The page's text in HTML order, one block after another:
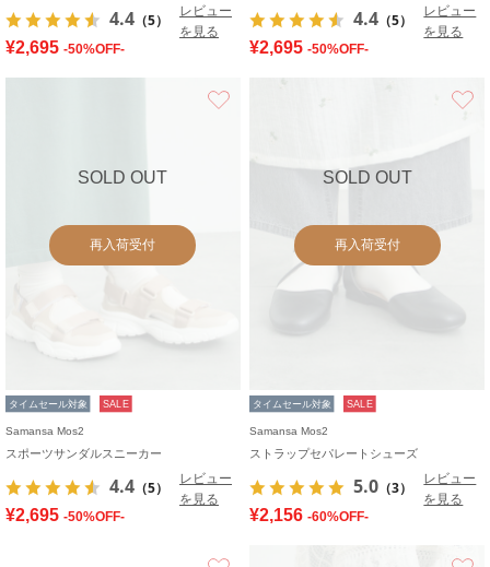
4.4 （5）
レビュー
を見る
¥2,695 -50%OFF-
4.4 （5）
レビュー
を見る
¥2,695 -50%OFF-
SOLD OUT
再入荷受付
タイムセール対象 SALE
Samansa Mos2
スポーツサンダルスニーカー
4.4 （5）
レビュー
を見る
¥2,695 -50%OFF-
SOLD OUT
再入荷受付
タイムセール対象 SALE
Samansa Mos2
ストラップセパレートシューズ
5.0 （3）
レビュー
を見る
¥2,156 -60%OFF-